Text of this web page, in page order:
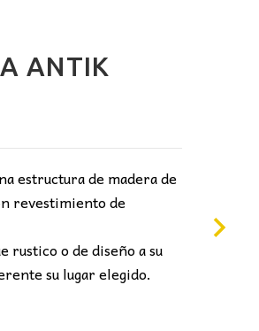
ANTIK
estructura de madera de
revestimiento de
rustico o de diseño a su
su lugar elegido.